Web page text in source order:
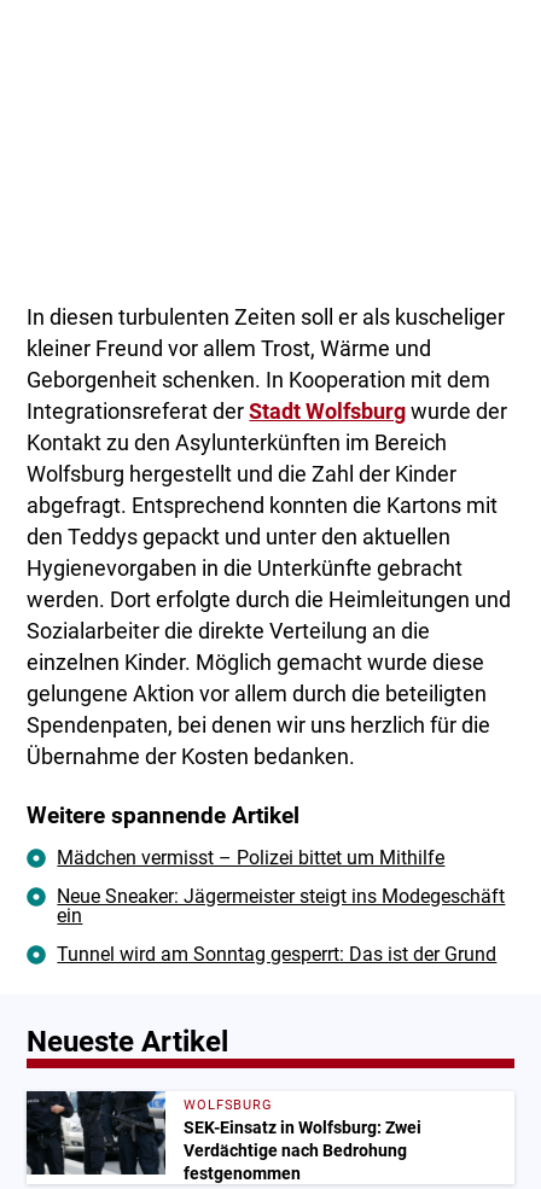
In diesen turbulenten Zeiten soll er als kuscheliger
kleiner Freund vor allem Trost, Wärme und
Geborgenheit schenken. In Kooperation mit dem
Integrationsreferat derStadt Wolfsburg wurde der
Kontakt zu den Asylunterkünften im Bereich
Wolfsburg hergestellt und die Zahl der Kinder
abgefragt. Entsprechend konnten die Kartons mit
den Teddys gepackt und unter den aktuellen
Hygienevorgaben in die Unterkünfte gebracht
werden. Dort erfolgte durch die Heimleitungen und
Sozialarbeiter die direkte Verteilung an die
einzelnen Kinder. Möglich gemacht wurde diese
gelungene Aktion vor allem durch die beteiligten
Spendenpaten, bei denen wir uns herzlich für die
Übernahme der Kosten bedanken.
Weitere spannende Artikel
Mädchen vermisst – Polizei bittet um Mithilfe
Neue Sneaker: Jägermeister steigt ins Modegeschäft
ein
Tunnel wird am Sonntag gesperrt: Das ist der Grund
Neueste Artikel
WOLFSBURG
SEK-Einsatz in Wolfsburg: Zwei
Verdächtige nach Bedrohung
festgenommen